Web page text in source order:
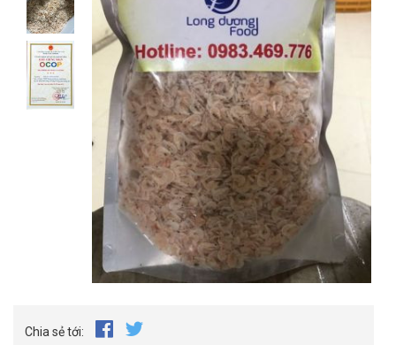
Chia sẻ tới: